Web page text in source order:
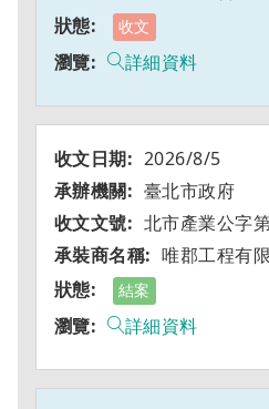
收文
詳細資料
2026/8/5
臺北市政府
北市產業公字
唯郡工程有
結案
詳細資料